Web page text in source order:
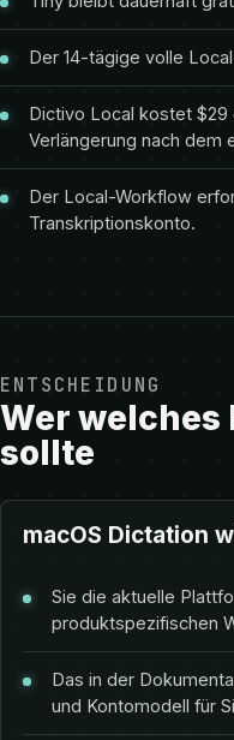
Der 14-tägige volle
Dictivo Local kostet
Verlängerung nach dem
Der Local-Workflow
Transkriptionskonto.
ENTSCHEIDUNG
Wer welches
sollte
macOS Dictation
Sie die aktuelle
produktspezifischen
Das in der
und Kontomodell für